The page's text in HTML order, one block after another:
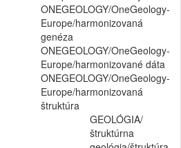
ONEGEOLOGY/OneGeology-
Europe/harmonizovaná
genéza
ONEGEOLOGY/OneGeology-
Europe/harmonizované dáta
ONEGEOLOGY/OneGeology-
Europe/harmonizovaná
štruktúra
GEOLÓGIA/
štruktúrna